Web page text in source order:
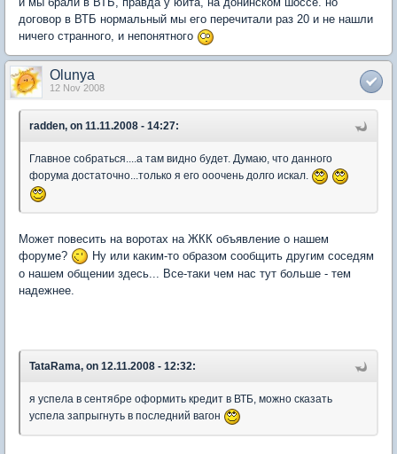
договор в ВТБ нормальный мы его перечитали раз 20 и не нашли
ничего странного, и непонятного
Olunya
12 Nov 2008
radden, on 11.11.2008 - 14:27:
Главное собраться....а там видно будет. Думаю, что данного
форума достаточно...только я его ооочень долго искал.
Может повесить на воротах на ЖКК объявление о нашем
форуме?
Ну или каким-то образом сообщить другим соседям
о нашем общении здесь... Все-таки чем нас тут больше - тем
надежнее.
TataRama, on 12.11.2008 - 12:32:
я успела в сентябре оформить кредит в ВТБ, можно сказать
успела запрыгнуть в последний вагон